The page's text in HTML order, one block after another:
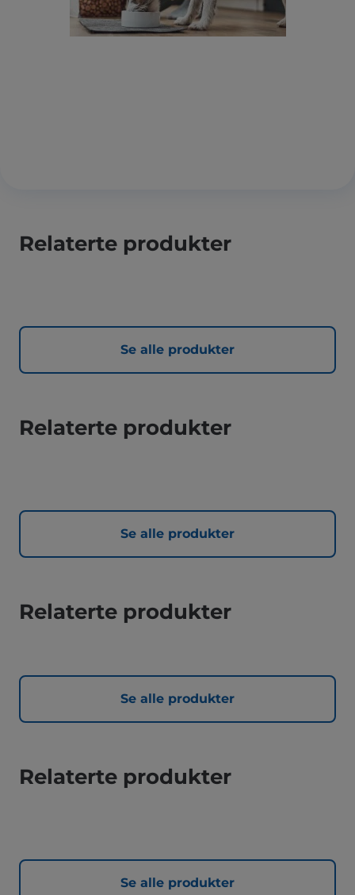
Relaterte produkter
Se alle produkter
Relaterte produkter
Se alle produkter
Relaterte produkter
Se alle produkter
Relaterte produkter
Se alle produkter